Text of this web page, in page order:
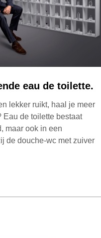
eau de toilette.
lekker ruikt, haal je meer
Eau de toilette bestaat
maar ook in een
de douche-wc met zuiver